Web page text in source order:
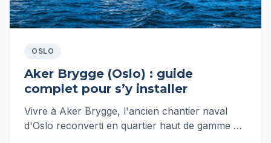
OSLO
Aker Brygge (Oslo) : guide
complet pour s’y installer
Vivre à Aker Brygge, l'ancien chantier naval
d'Oslo reconverti en quartier haut de gamme en